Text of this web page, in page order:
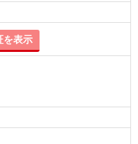
を表示